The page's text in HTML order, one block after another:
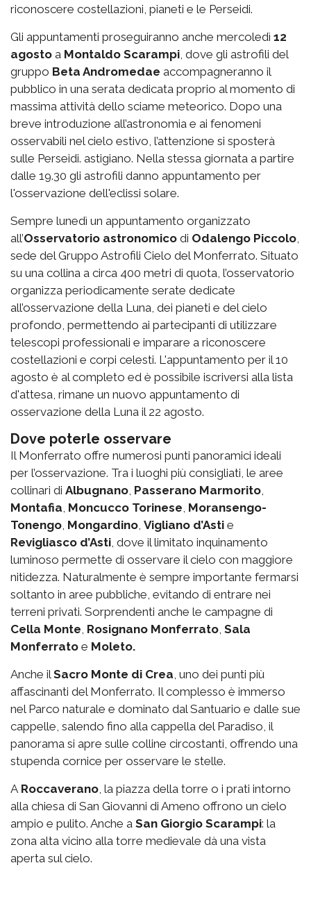
riconoscere costellazioni, pianeti e le Perseidi.
Gli appuntamenti proseguiranno anche mercoledì 12
agosto a Montaldo Scarampi, dove gli astrofili del
gruppo Beta Andromedae accompagneranno il
pubblico in una serata dedicata proprio al momento di
massima attività dello sciame meteorico. Dopo una
breve introduzione all’astronomia e ai fenomeni
osservabili nel cielo estivo, l’attenzione si sposterà
sulle Perseidi. astigiano. Nella stessa giornata a partire
dalle 19.30 gli astrofili danno appuntamento per
l'osservazione dell'eclissi solare.
Sempre lunedì un appuntamento organizzato
all’Osservatorio astronomico di Odalengo Piccolo,
sede del Gruppo Astrofili Cielo del Monferrato. Situato
su una collina a circa 400 metri di quota, l’osservatorio
organizza periodicamente serate dedicate
all’osservazione della Luna, dei pianeti e del cielo
profondo, permettendo ai partecipanti di utilizzare
telescopi professionali e imparare a riconoscere
costellazioni e corpi celesti. L'appuntamento per il 10
agosto è al completo ed è possibile iscriversi alla lista
d'attesa, rimane un nuovo appuntamento di
osservazione della Luna il 22 agosto.
Dove poterle osservare
Il Monferrato offre numerosi punti panoramici ideali
per l’osservazione. Tra i luoghi più consigliati, le aree
collinari di Albugnano, Passerano Marmorito,
Montafia, Moncucco Torinese, Moransengo-
Tonengo, Mongardino, Vigliano d’Asti e
Revigliasco d’Asti, dove il limitato inquinamento
luminoso permette di osservare il cielo con maggiore
nitidezza. Naturalmente è sempre importante fermarsi
soltanto in aree pubbliche, evitando di entrare nei
terreni privati. Sorprendenti anche le campagne di
Cella Monte, Rosignano Monferrato, Sala
Monferrato e Moleto.
Anche ilSacro Monte di Crea, uno dei punti più
affascinanti del Monferrato. Il complesso è immerso
nel Parco naturale e dominato dal Santuario e dalle sue
cappelle, salendo fino alla cappella del Paradiso, il
panorama si apre sulle colline circostanti, offrendo una
stupenda cornice per osservare le stelle.
A Roccaverano, la piazza della torre o i prati intorno
alla chiesa di San Giovanni di Ameno offrono un cielo
ampio e pulito. Anche a San Giorgio Scarampi: la
zona alta vicino alla torre medievale dà una vista
aperta sul cielo.